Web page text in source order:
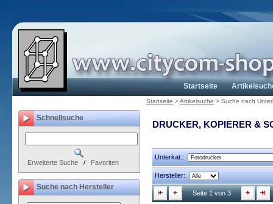
Startseite
Startseite >Artikelsuche > Suche nach
DRUCKER, KOPIERER &
Unterkat.:
Hersteller:
Seite 1 von 3
Schnellsuche
Erweiterte Suche / Favoriten
Suche nach Hersteller